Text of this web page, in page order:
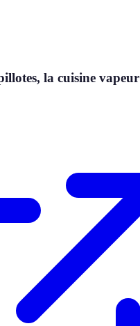
la cuisine vapeur